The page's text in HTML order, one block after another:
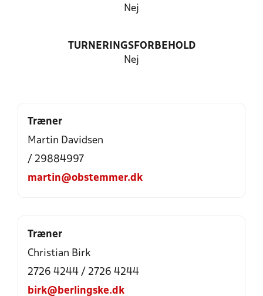
Nej
TURNERINGSFORBEHOLD
Nej
Træner
Martin Davidsen
/ 29884997
martin@obstemmer.dk
Træner
Christian Birk
2726 4244 / 2726 4244
birk@berlingske.dk